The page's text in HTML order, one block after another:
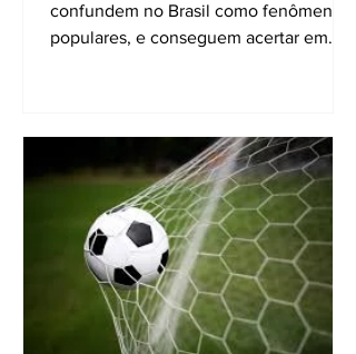
confundem no Brasil como fenômenos
populares, e conseguem acertar em
quase 80 anos e fizeram 52 milhões de
pessoas chorarem, em 16/7/1950,
quando perdemos a Copa do Mundo
para o Uruguai, no estádio Maracanã,
RJ. Para os uruguaios, virou
Maracanazo! Hoje, cerca de 215
milhões podem se informar, se divertir
e curtir a vid